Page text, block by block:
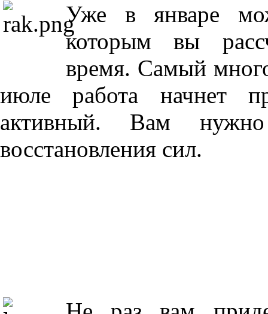
Уже в январе
которым вы
время. Самый
июле работа начнет
активный. Вам нужно
восстановления сил.